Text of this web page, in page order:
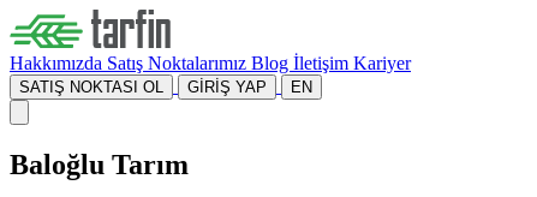
Hakkımızda Satış Noktalarımız Blog İletişim Kariyer
SATIŞ NOKTASI OL GİRİŞ YAP EN
Baloğlu Tarım